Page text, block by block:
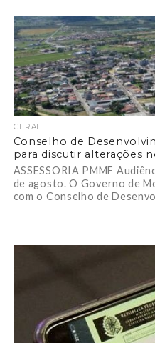
GERAL
Conselho de
para discutir alterações
ASSESSORIA PMMF
de agosto. O Governo de
com o Conselho de